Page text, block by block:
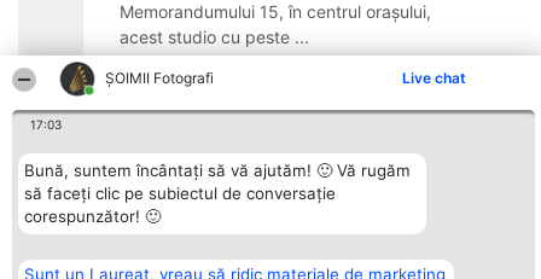
ȘOIMII Fotografi Live chat
17:03
Bună, suntem încântați să vă ajutăm! 🙂 Vă rugăm
să faceți clic pe subiectul de conversație
corespunzător! 🙂
Sunt un Laureat, vreau să ridic materiale de marketing
Memorandumului 15, în centrul orașului,
acest studio cu peste ...
9.6
Organizator Ranking
BRIGHT SOLUTIONS BR SRL
Aleea Timisul De Sus 2 Bl. A30
Sc. A Et. 4 Ap. 13 Cod 061952
București
CUI 36737675
tel: +40 770 990 492
Plebiscyt
Câștigătorii
Lista Tuturor
Reguli
Statut
Politica de
Contact
Contact